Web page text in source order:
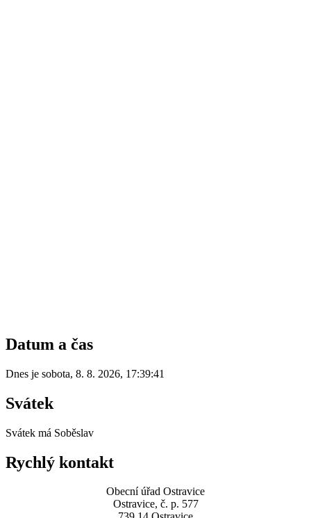
Datum a čas
Dnes je sobota, 8. 8. 2026, 17:39:41
Svátek
Svátek má Soběslav
Rychlý kontakt
Obecní úřad Ostravice
Ostravice, č. p. 577